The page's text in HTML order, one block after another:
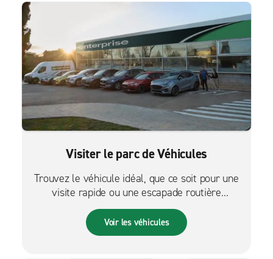
Visiter le parc de Véhicules
Trouvez le véhicule idéal, que ce soit pour une
visite rapide ou une escapade routière
palpitante.
Voir les véhicules